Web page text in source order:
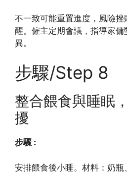
不一致可能重置進度，風險
醒。僱主定期會議，指導家
異。
步驟/Step 8
整合餵食與睡眠
擾
步驟 :
安排餵食後小睡。材料：奶瓶